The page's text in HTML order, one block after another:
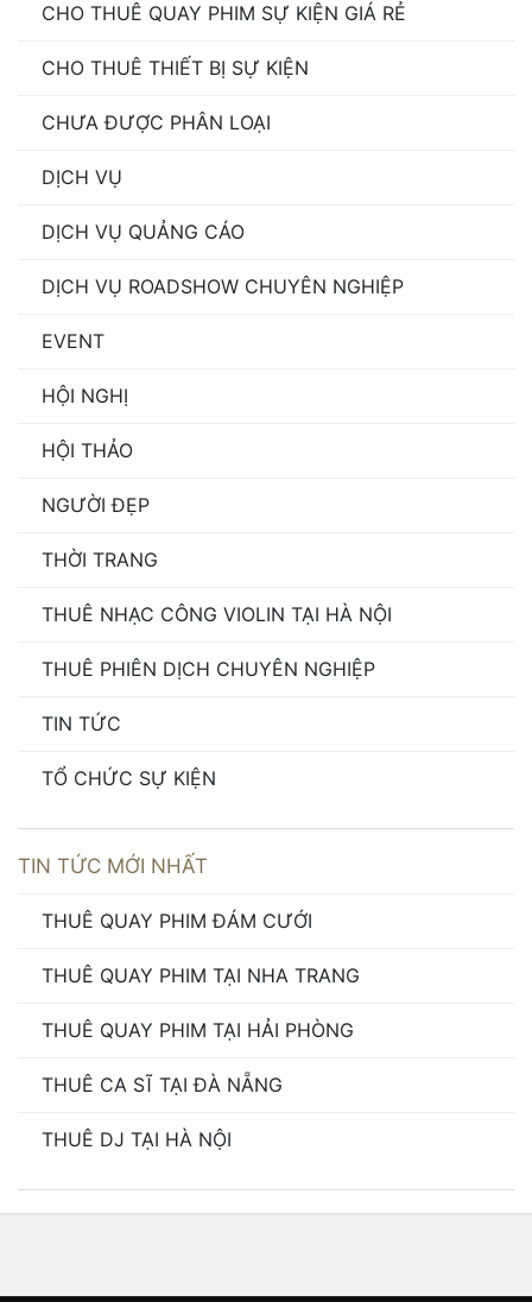
CHO THUÊ QUAY PHIM SỰ KIỆN GIÁ RẺ
CHO THUÊ THIẾT BỊ SỰ KIỆN
CHƯA ĐƯỢC PHÂN LOẠI
DỊCH VỤ
DỊCH VỤ QUẢNG CÁO
DỊCH VỤ ROADSHOW CHUYÊN NGHIỆP
EVENT
HỘI NGHỊ
HỘI THẢO
NGƯỜI ĐẸP
THỜI TRANG
THUÊ NHẠC CÔNG VIOLIN TẠI HÀ NỘI
THUÊ PHIÊN DỊCH CHUYÊN NGHIỆP
TIN TỨC
TỔ CHỨC SỰ KIỆN
TIN TỨC MỚI NHẤT
THUÊ QUAY PHIM ĐÁM CƯỚI
THUÊ QUAY PHIM TẠI NHA TRANG
THUÊ QUAY PHIM TẠI HẢI PHÒNG
THUÊ CA SĨ TẠI ĐÀ NẴNG
THUÊ DJ TẠI HÀ NỘI